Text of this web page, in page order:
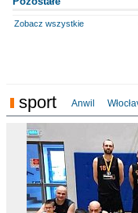
Zobacz wszystkie
sport Anwil